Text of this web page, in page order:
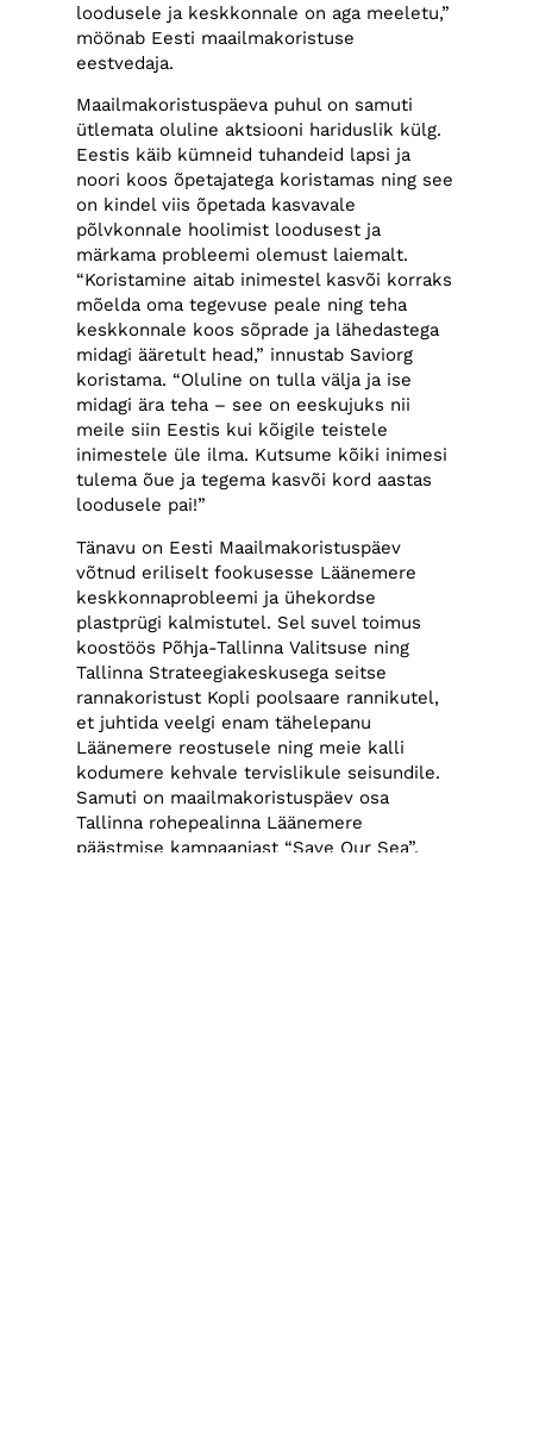
loodusele ja keskkonnale on aga meeletu,”
möönab Eesti maailmakoristuse
eestvedaja.
Maailmakoristuspäeva puhul on samuti
ütlemata oluline aktsiooni hariduslik külg.
Eestis käib kümneid tuhandeid lapsi ja
noori koos õpetajatega koristamas ning see
on kindel viis õpetada kasvavale
põlvkonnale hoolimist loodusest ja
märkama probleemi olemust laiemalt.
“Koristamine aitab inimestel kasvõi korraks
mõelda oma tegevuse peale ning teha
keskkonnale koos sõprade ja lähedastega
midagi ääretult head,” innustab Saviorg
koristama. “Oluline on tulla välja ja ise
midagi ära teha – see on eeskujuks nii
meile siin Eestis kui kõigile teistele
inimestele üle ilma. Kutsume kõiki inimesi
tulema õue ja tegema kasvõi kord aastas
loodusele pai!”
Tänavu on Eesti Maailmakoristuspäev
võtnud eriliselt fookusesse Läänemere
keskkonnaprobleemi ja ühekordse
plastprügi kalmistutel. Sel suvel toimus
koostöös Põhja-Tallinna Valitsuse ning
Tallinna Strateegiakeskusega seitse
rannakoristust Kopli poolsaare rannikutel,
et juhtida veelgi enam tähelepanu
Läänemere reostusele ning meie kalli
kodumere kehvale tervislikule seisundile.
Samuti on maailmakoristuspäev osa
Tallinna rohepealinna Läänemere
päästmise kampaaniast “Save Our Sea”.